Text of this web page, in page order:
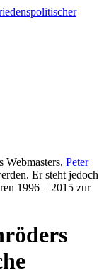
Webmasters, Peter
Er steht jedoch
1996 – 2015 zur